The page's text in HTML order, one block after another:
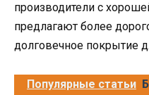
производители с
предлагают более
долговечное покрытие
Популярные статьи